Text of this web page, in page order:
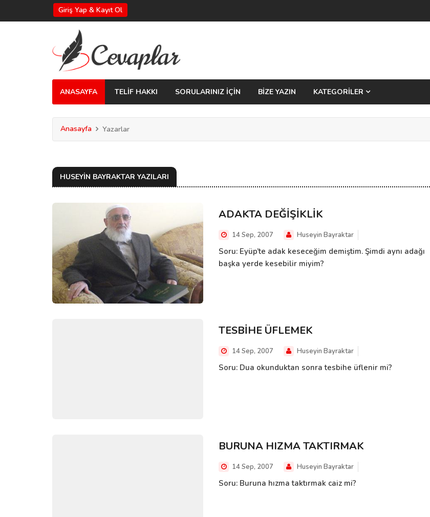
Giriş Yap & Kayıt Ol
ANASAYFA TELİF HAKKI SORULARINIZ İÇİN BİZE YAZIN KATEGORİLER
Anasayfa Yazarlar
HUSEYIN BAYRAKTAR YAZILARI
ADAKTA DEĞİŞİKLİK
14 Sep, 2007 Huseyin Bayraktar
Soru: Eyüp’te adak keseceğim demiştim. Şimdi aynı adağı
başka yerde kesebilir miyim?
TESBİHE ÜFLEMEK
14 Sep, 2007 Huseyin Bayraktar
Soru: Dua okunduktan sonra tesbihe üflenir mi?
BURUNA HIZMA TAKTIRMAK
14 Sep, 2007 Huseyin Bayraktar
Soru: Buruna hızma taktırmak caiz mi?